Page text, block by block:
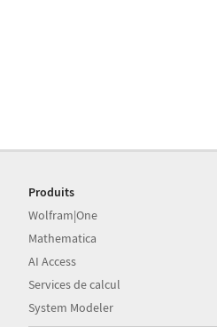
Produits
Wolfram|One
Mathematica
AI Access
Services de calcul
System Modeler